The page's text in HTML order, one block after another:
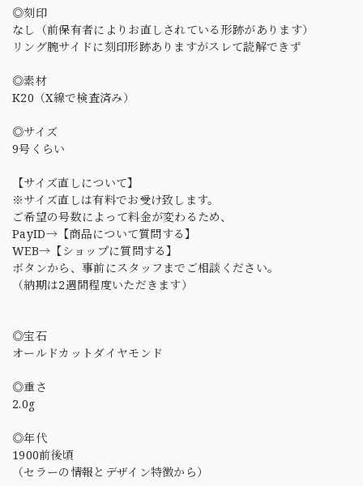
◎刻印
なし（前保有者によりお直しされている形跡があります）
リング腕サイドに刻印形跡ありますがスレて読解できず
◎素材
K20（X線で検査済み）
◎サイズ
9号くらい
【サイズ直しについて】
※サイズ直しは有料でお受け致します。
ご希望の号数によって料金が変わるため、
PayID→【商品について質問する】
WEB→【ショップに質問する】
ボタンから、事前にスタッフまでご相談ください。
（納期は2週間程度いただきます）
◎宝石
オールドカットダイヤモンド
◎重さ
2.0g
◎年代
1900前後頃
（セラーの情報とデザイン特徴から）